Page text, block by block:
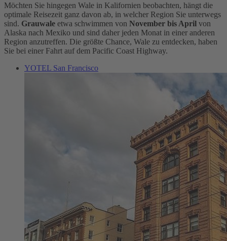
Möchten Sie hingegen Wale in Kalifornien beobachten, hängt die
optimale Reisezeit ganz davon ab, in welcher Region Sie unterwegs
sind. Grauwale etwa schwimmen von November bis April von
Alaska nach Mexiko und sind daher jeden Monat in einer anderen
Region anzutreffen. Die größte Chance, Wale zu entdecken, haben
Sie bei einer Fahrt auf dem Pacific Coast Highway.
YOTEL San Francisco